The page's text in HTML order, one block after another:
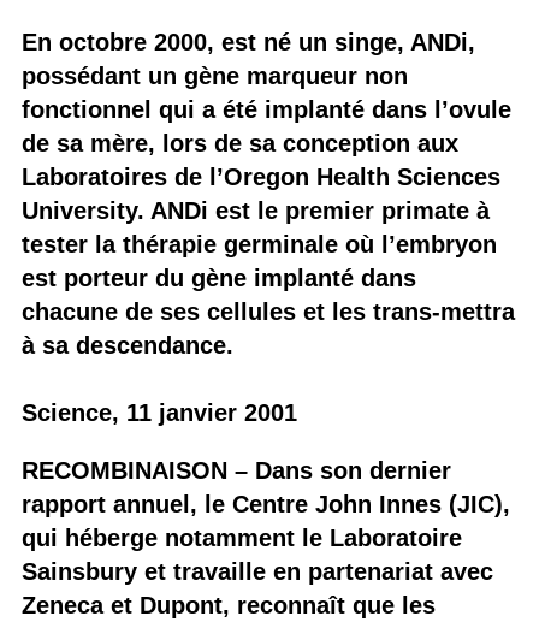
En octobre 2000, est né un singe, ANDi,
possédant un gène marqueur non
fonctionnel qui a été implanté dans l’ovule
de sa mère, lors de sa conception aux
Laboratoires de l’Oregon Health Sciences
University. ANDi est le premier primate à
tester la thérapie germinale où l’embryon
est porteur du gène implanté dans
chacune de ses cellules et les trans-mettra
à sa descendance.
Science, 11 janvier 2001
RECOMBINAISON – Dans son dernier
rapport annuel, le Centre John Innes (JIC),
qui héberge notamment le Laboratoire
Sainsbury et travaille en partenariat avec
Zeneca et Dupont, reconnaît que les